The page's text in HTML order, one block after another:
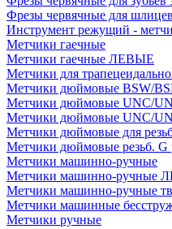
Фрезы червячные для
Инструмент режущий -
Метчики гаечные
Метчики гаечные ЛЕВЫЕ
Метчики для
Метчики дюймовые BSW/
Метчики дюймовые UNC/
Метчики дюймовые UNC/
Метчики дюймовые для
Метчики дюймовые резьб.
Метчики машинно-ручные
Метчики машинно-ручные
Метчики машинно-ручные
Метчики машинные
Метчики ручные